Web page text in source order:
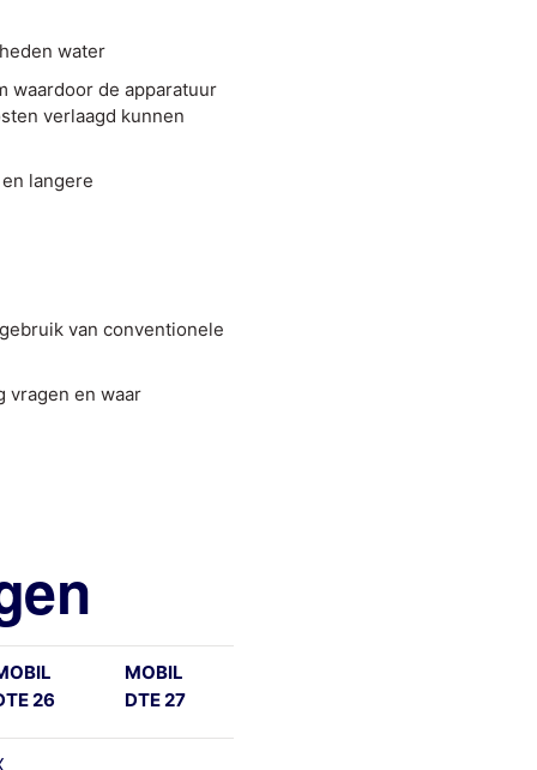
water
waardoor de apparatuur
verlaagd kunnen
langere
van conventionele
vragen en waar
26
MOBIL
DTE 27